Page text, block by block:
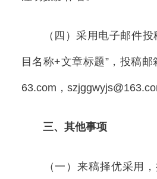
（四）采用电子邮件投
目名称+文章标题”，投稿
63.com，
三、其他事项
（一）来稿择优采用，